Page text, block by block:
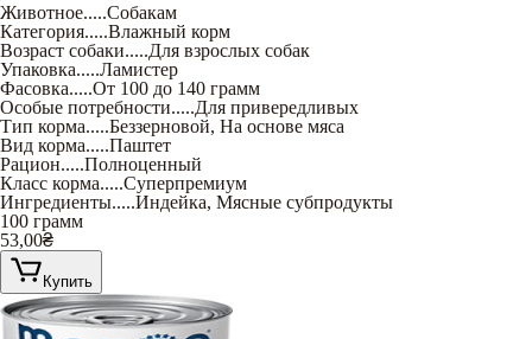
Животное.....Собакам
Категория.....Влажный корм
Возраст собаки.....Для взрослых собак
Упаковка.....Ламистер
Фасовка.....От 100 до 140 грамм
Особые потребности.....Для привередливых
Тип корма.....Беззерновой, На основе мяса
Вид корма.....Паштет
Рацион.....Полноценный
Класс корма.....Суперпремиум
Ингредиенты.....Индейка, Мясные субпродукты
100 грамм
53,00₴
Купить